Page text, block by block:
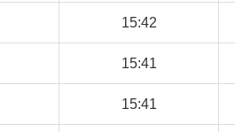
15:42
15:41
15:41